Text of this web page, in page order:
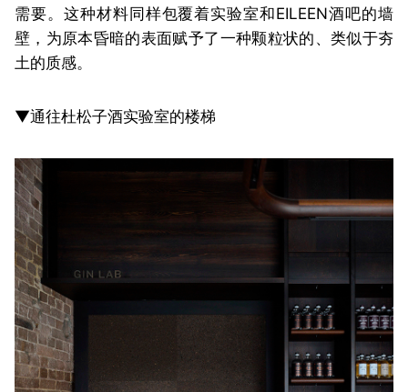
需要。这种材料同样包覆着实验室和EILEEN酒吧的墙
壁，为原本昏暗的表面赋予了一种颗粒状的、类似于夯
土的质感。
▼通往杜松子酒实验室的楼梯